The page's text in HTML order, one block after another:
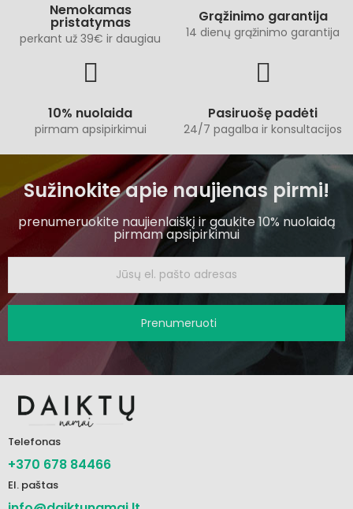
Nemokamas
pristatymas
perkant už 39€ ir daugiau
Grąžinimo garantija
14 dienų grąžinimo garantija
10% nuolaida
pirmam apsipirkimui
Pasiruošę padėti
24/7 pagalba ir konsultacijos
Sužinokite apie naujienas pirmi!
prenumeruokite naujienlaiškį ir gaukite 10% nuolaidą
pirmam apsipirkimui
Prenumeruoti
Telefonas
+370 678 84466
El. paštas